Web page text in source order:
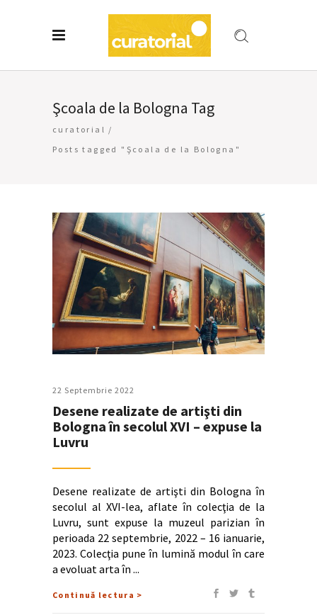
Şcoala de la Bologna Tag
curatorial /
Posts tagged "Şcoala de la Bologna"
22 Septembrie 2022
Desene realizate de artişti din
Bologna în secolul XVI – expuse la
Luvru
Desene realizate de artişti din Bologna în
secolul al XVI-lea, aflate în colecţia de la
Luvru, sunt expuse la muzeul parizian în
perioada 22 septembrie, 2022 – 16 ianuarie,
2023. Colecţia pune în lumină modul în care
a evoluat arta în
Continuă lectura >